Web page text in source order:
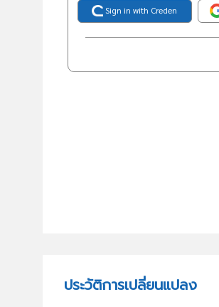
Sign in with Creden
ประวัติการเปลี่ยนแปลง